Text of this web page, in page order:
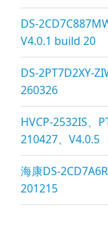
DS-
V4.0.1 build 20
DS-2PT7D2XY-
260326
HVCP-2532IS、
210427、V4.0.5
海康DS-
201215